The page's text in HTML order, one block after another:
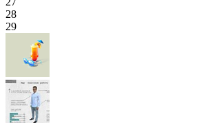
28
29